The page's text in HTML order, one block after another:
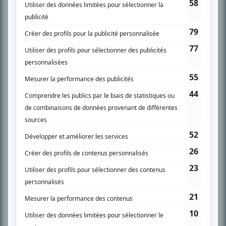
SUR LE RÉSEAU BIZZ MÉDIA
PLAN DU SITE
Accueil
Liste des oeuvres
Recherche avancée
À propos
Nous contacter
Termes et conditions
Politique de confidentialité
Gestion du consentement